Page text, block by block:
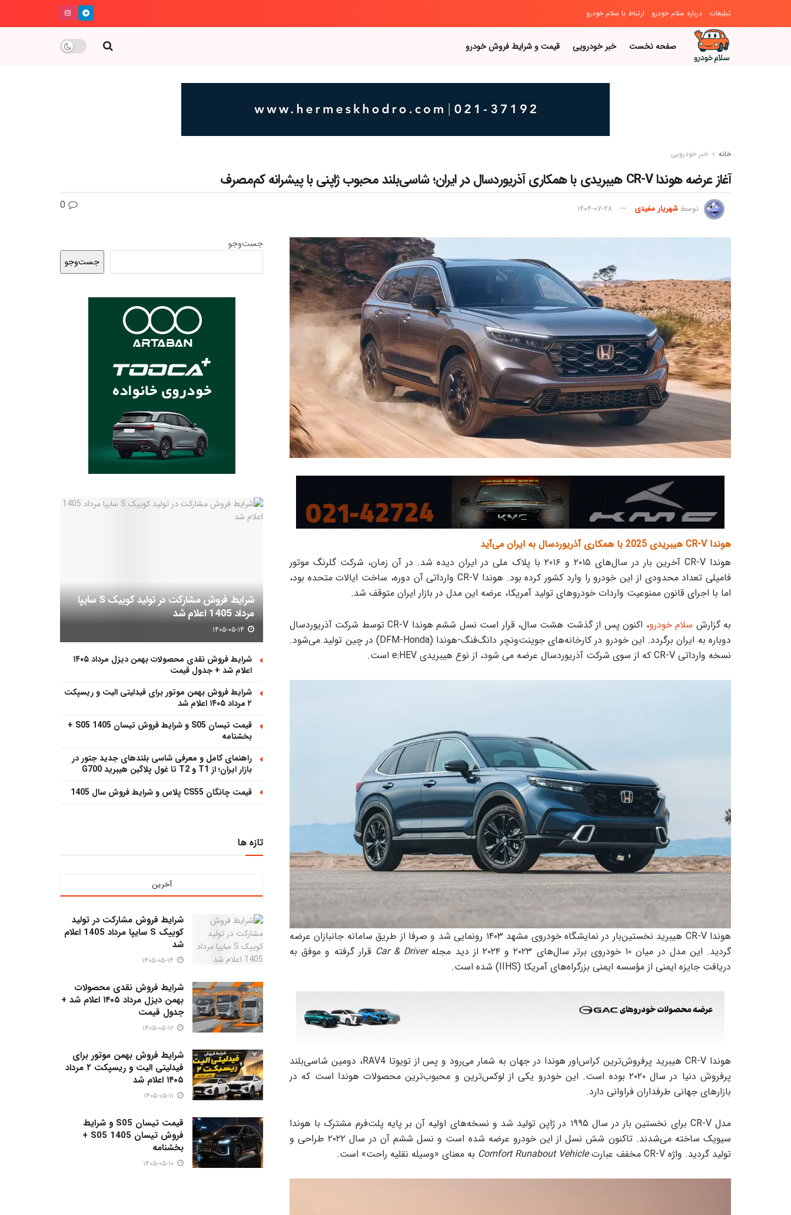
تبلیغات درباره سلام خودرو ارتباط با سلام خودرو
صفحه نخست خبر خودرویی قیمت و شرایط فروش خودرو
خانه خبر خودرویی
آغاز عرضه هوندا CR-V هیبریدی با همکاری آذریوردسال در ایران؛ شاسی‌بلند محبوب ژاپنی با پیشرانه کم‌مصرف
توسطشهریار مفیدی ۱۴۰۴-۰۷-۲۸
هوندا CR-V هیبریدی 2025 با همکاری آذریوردسال به ایران می‌آید
هوندا CR-V آخرین بار در سال‌های ۲۰۱۵ و ۲۰۱۶ با پلاک ملی در ایران دیده شد. در آن زمان، شرکت گلرنگ موتور
فامیلی تعداد محدودی از این خودرو را وارد کشور کرده بود. هوندا CR-V وارداتی آن دوره، ساخت ایالات متحده بود،
اما با اجرای قانون ممنوعیت واردات خودروهای تولید آمریکا، عرضه این مدل در بازار ایران متوقف شد.
به گزارش سلام خودرو
، اکنون پس از گذشت هشت سال، قرار است نسل ششم هوندا CR-V توسط شرکت آذریوردسال
دوباره به ایران برگردد. این خودرو در کارخانه‌های جوینت‌ونچر دانگ‌فنگ-هوندا (DFM-Honda) در چین تولید می‌شود.
نسخه وارداتی CR-V که از سوی شرکت آذریوردسال عرضه می شود، از نوع هیبریدی e:HEV است.
هوندا CR-V هیبرید نخستین‌بار در نمایشگاه خودروی مشهد ۱۴۰۳ رونمایی شد و صرفا از طریق سامانه جانبازان عرضه
گردید. این مدل در میان ۱۰ خودروی برتر سال‌های ۲۰۲۳ و ۲۰۲۴ از دید مجله
Car & Driver قرار گرفته و موفق به
دریافت جایزه ایمنی از مؤسسه ایمنی بزرگراه‌های آمریکا (IIHS) شده است.
هوندا CR-V هیبرید پرفروش‌ترین کراس‌اور هوندا در جهان به شمار می‌رود و پس از تویوتا RAV4، دومین شاسی‌بلند
پرفروش دنیا در سال ۲۰۲۰ بوده است. این خودرو یکی از لوکس‌ترین و محبوب‌ترین محصولات هوندا است که در
بازارهای جهانی طرفداران فراوانی دارد.
مدل CR-V برای نخستین بار در سال ۱۹۹۵ در ژاپن تولید شد و نسخه‌های اولیه آن بر پایه پلت‌فرم مشترک با هوندا
سیویک ساخته می‌شدند. تاکنون شش نسل از این خودرو عرضه شده است و نسل ششم آن در سال ۲۰۲۲ طراحی و
تولید گردید. واژه CR-V مخفف عبارت
Comfort Runabout Vehicle به معنای «وسیله نقلیه راحت» است.
جست‌وجو
جست‌وجو
شرایط فروش مشارکت در تولید کوییک S سایپا
مرداد 1405 اعلام شد
شرایط فروش نقدی محصولات بهمن دیزل مرداد ۱۴۰۵
اعلام شد + جدول قیمت
شرایط فروش بهمن موتور برای فیدلیتی الیت و ریسپکت
۲ مرداد ۱۴۰۵ اعلام شد
قیمت تیسان S05 و شرایط فروش تیسان S05 1405 +
بخشنامه
راهنمای کامل و معرفی شاسی بلندهای جدید جتور در
بازار ایران؛ از T1 و T2 تا غول پلاگین هیبرید G700
قیمت چانگان CS55 پلاس و شرایط فروش سال 1405
تازه ها
آخرین
شرایط فروش مشارکت در تولید
کوییک S سایپا مرداد 1405 اعلام
شد
شرایط فروش نقدی محصولات
بهمن دیزل مرداد ۱۴۰۵ اعلام شد +
جدول قیمت
شرایط فروش بهمن موتور برای
فیدلیتی الیت و ریسپکت ۲ مرداد
۱۴۰۵ اعلام شد
قیمت تیسان S05 و شرایط
فروش تیسان S05 1405 +
بخشنامه